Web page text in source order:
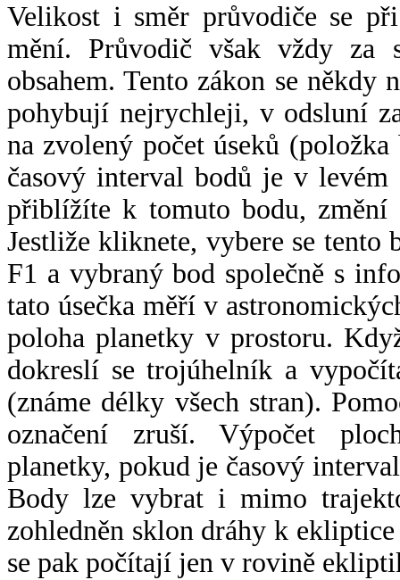
Velikost i směr průvodiče se
mění. Průvodič však vždy za
obsahem. Tento zákon se někdy
pohybují nejrychleji, v odsluní
na zvolený počet úseků
časový interval bodů je v
přiblížíte k tomuto bodu,
Jestliže kliknete, vybere se tento
F1 a vybraný bod společně s
tato úsečka měří v
poloha planetky v prostoru.
dokreslí se trojúhelník a
(známe délky všech stran).
označení zruší. Výpočet
planetky, pokud je časový
Body lze vybrat i mimo
zohledněn sklon dráhy k
se pak počítají jen v rovině